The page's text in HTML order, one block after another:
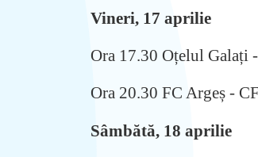
Vineri, 17 aprilie
Ora 17.30 Oțelul Galați
Ora 20.30 FC Argeș -
Sâmbătă, 18 aprilie